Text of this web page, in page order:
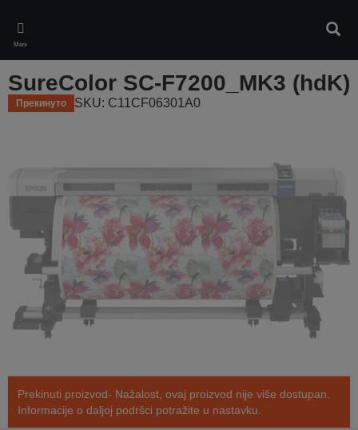
main
content
Meni
SureColor SC-F7200_MK3 (hdK)
Прекинуто SKU: C11CF06301A0
Prekinuti proizvod- Nažalost, ovaj proizvod nije više dostupan.
Informacije o daljoj podršci potražite u nastavku.